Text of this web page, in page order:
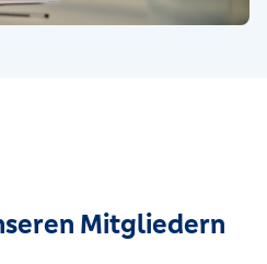
Mitgliedern